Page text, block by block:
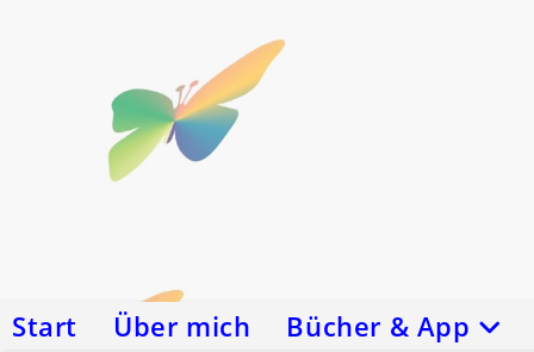
Start Über mich Bücher & App